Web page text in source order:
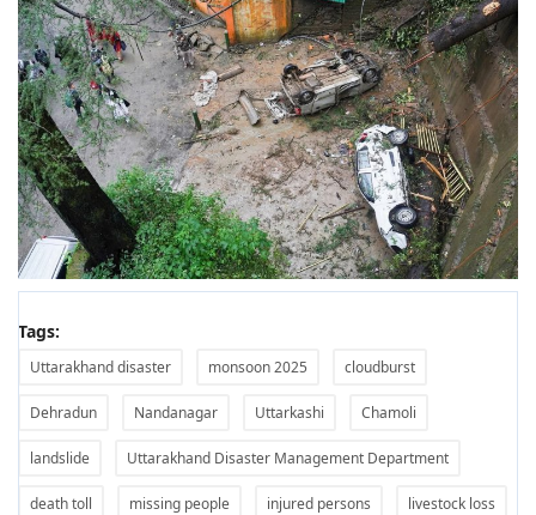
Tags:
Uttarakhand disaster monsoon 2025 cloudburst
Dehradun Nandanagar Uttarkashi Chamoli
landslide Uttarakhand Disaster Management Department
death toll missing people injured persons livestock loss